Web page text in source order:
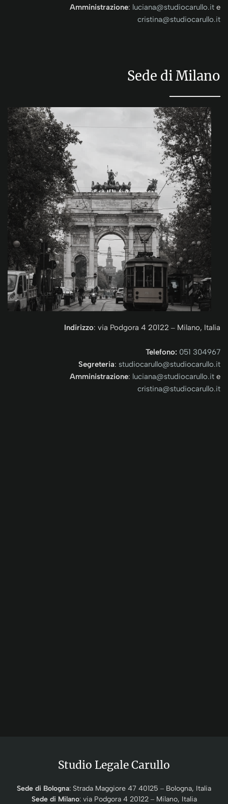
Amministrazione: luciana@studiocarullo.it e
cristina@studiocarullo.it
Sede di Milano
Indirizzo: via Podgora 4 20122 ‒ Milano, Italia
Telefono: 051 304967
Segreteria: studiocarullo@studiocarullo.it
Amministrazione: luciana@studiocarullo.it e
cristina@studiocarullo.it
Studio Legale Carullo
Sede di Bologna: Strada Maggiore 47 40125 ‒ Bologna, Italia
Sede di Milano: via Podgora 4 20122 ‒ Milano, Italia